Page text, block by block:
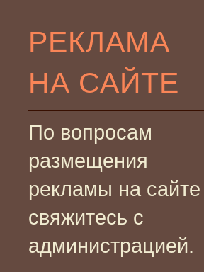
РЕКЛАМА
НА САЙТЕ
По вопросам
размещения
рекламы на сайте
свяжитесь с
администрацией.